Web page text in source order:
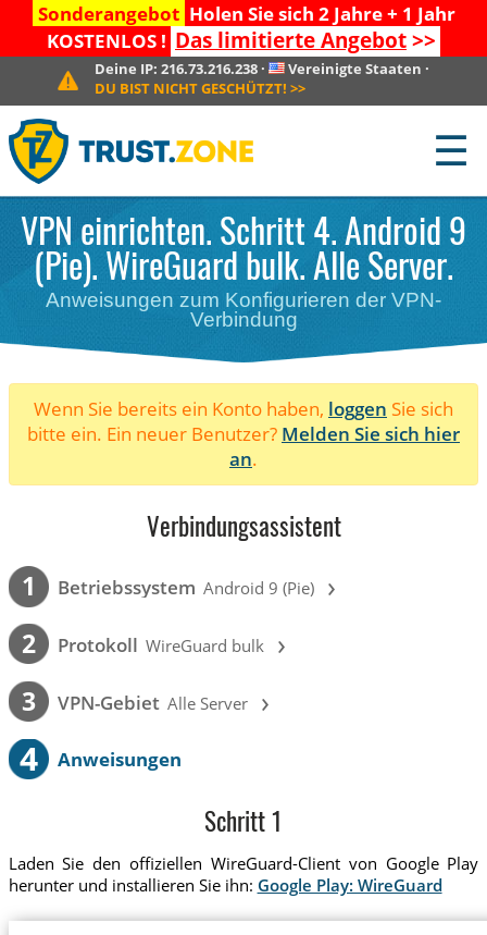
Sonderangebot Holen Sie sich 2 Jahre + 1 Jahr
KOSTENLOS ! Das limitierte Angebot>>
Deine IP: 216.73.216.238· Vereinigte Staaten ·
DU BIST NICHT GESCHÜTZT! >>
☰
VPN einrichten. Schritt 4. Android 9
(Pie). WireGuard bulk. Alle Server.
Anweisungen zum Konfigurieren der VPN-
Verbindung
Wenn Sie bereits ein Konto haben, loggen Sie sich
bitte ein. Ein neuer Benutzer? Melden Sie sich hier
an.
Verbindungsassistent
1 Betriebssystem Android 9 (Pie) ›
2 Protokoll WireGuard bulk ›
3 VPN-Gebiet Alle Server ›
4 Anweisungen
Schritt 1
Laden Sie den offiziellen WireGuard-Client von Google Play
herunter und installieren Sie ihn: Google Play: WireGuard